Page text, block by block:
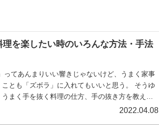
理を楽したい時のいろんな方法・手法
てあんまりいい響きじゃないけど、うまく家事
とも「ズボラ」に入れてもいいと思う。 そうゆ
まく手を抜く料理の仕方、手の抜き方を教えま
2022.04.08